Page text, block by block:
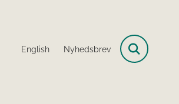
English Nyhedsbrev